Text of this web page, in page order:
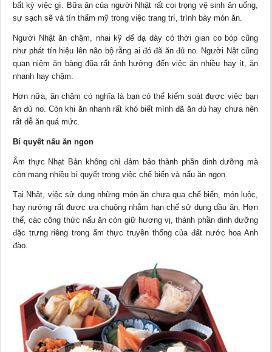
bất kỳ việc gì. Bữa ăn của người Nhật rất coi trọng vệ sinh ăn uống,
sự sạch sẽ và tín thẩm mỹ trong việc trang trí, trình bày món ăn.
Người Nhật ăn chậm, nhai kỹ để dạ dày có thời gian co bóp cũng
như phát tín hiệu lên não bộ rằng ai đó đã ăn đủ no. Người Nật cũng
quan niệm ăn bàng đũa rất ảnh hưởng đến việc ăn nhiều hay ít, ăn
nhanh hay chậm.
Hơn nữa, ăn chậm có nghĩa là bạn có thể kiểm soát được việc bạn
ăn đủ no. Còn khi ăn nhanh rất khó biết mình đã ăn đủ hay chưa nên
rất dễ ăn quá mức.
Bí quyết nấu ăn ngon
Ẩm thực Nhạt Bản không chỉ đảm bảo thành phần dinh dưỡng mà
còn mang nhiều bí quyết trong việc chế biến và nấu ăn ngon.
Tại Nhật, việc sử dụng những món ăn chưa qua chế biến, món luộc,
hay nướng rất được ưa chuộng nhằm hạn chế sử dụng dầu ăn. Hơn
thế, các công thức nấu ăn còn giữ hương vị, thành phần dinh dưỡng
đặc trưng riêng trong ẩm thực truyền thống của đất nước hoa Anh
đào.